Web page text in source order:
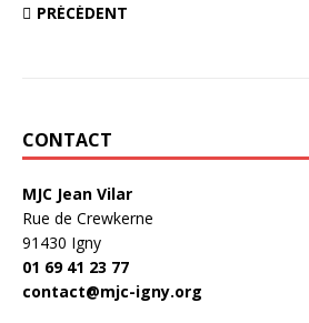
PRÉCÉDENT
CONTACT
MJC Jean Vilar
Rue de Crewkerne
91430 Igny
01 69 41 23 77
contact@mjc-igny.org